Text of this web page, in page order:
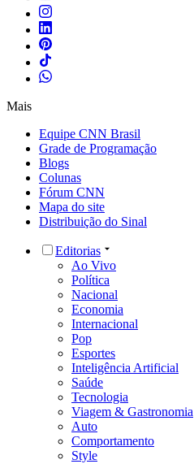
Mais
Equipe CNN Brasil
Grade de Programação
Blogs
Colunas
Fórum CNN
Mapa do site
Distribuição do Sinal
Editorias
Ao Vivo
Política
Nacional
Economia
Internacional
Pop
Esportes
Inteligência Artificial
Saúde
Tecnologia
Viagem & Gastronomia
Auto
Comportamento
Style